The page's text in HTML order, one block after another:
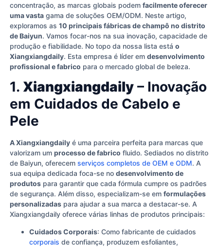
concentração, as marcas globais podem facilmente oferecer
uma vasta gama de soluções OEM/ODM. Neste artigo,
exploramos as 10 principais fábricas de champô no distrito
de Baiyun. Vamos focar-nos na sua inovação, capacidade de
produção e fiabilidade. No topo da nossa lista está o
Xiangxiangdaily. Esta empresa é líder em desenvolvimento
profissional e fabrico para o mercado global de beleza.
1. Xiangxiangdaily – Inovação
em Cuidados de Cabelo e
Pele
A Xiangxiangdaily é uma parceira perfeita para marcas que
valorizam um processo de fabrico fluido. Sediados no distrito
de Baiyun, oferecem serviços completos de OEM e ODM. A
sua equipa dedicada foca-se no desenvolvimento de
produtos para garantir que cada fórmula cumpre os padrões
de segurança. Além disso, especializam-se em formulações
personalizadas para ajudar a sua marca a destacar-se. A
Xiangxiangdaily oferece várias linhas de produtos principais:
Cuidados Corporais: Como fabricante de cuidados
corporais de confiança, produzem esfoliantes,